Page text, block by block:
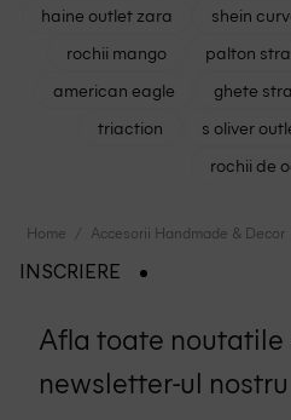
haine outlet zara
shein
rochii mango
palton
american eagle
ghete
triaction
s oliver
rochii de
Home Accesorii Handmade & Decor
INSCRIERE
Afla toate
newsletter-ul nostru